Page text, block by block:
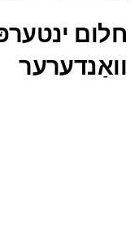
חלום
וואַנדערער